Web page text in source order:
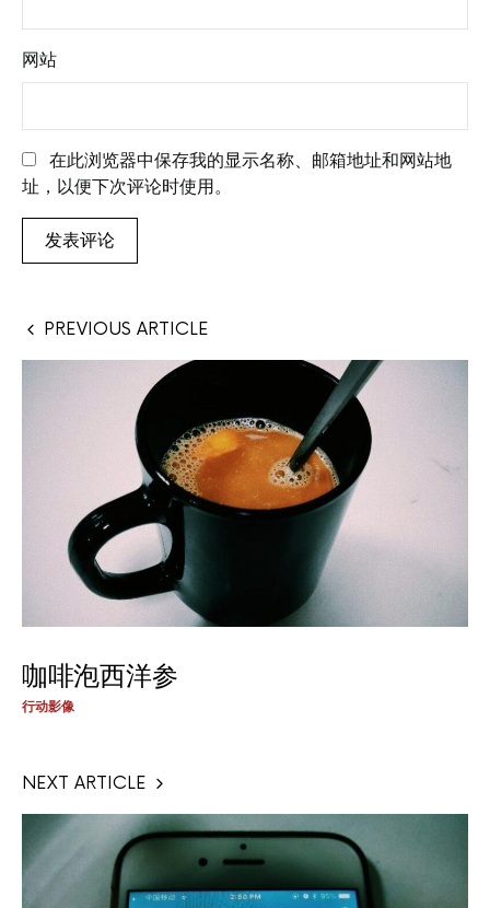
网站
在此浏览器中保存我的显示名称、邮箱地址和网站地
址，以便下次评论时使用。
PREVIOUS ARTICLE
咖啡泡西洋参
行动影像
NEXT ARTICLE